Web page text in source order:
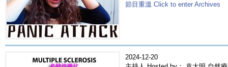
節目重溫 Click to enter Archives
2024-12-20